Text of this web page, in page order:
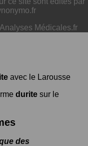
Médicales.fr
avec le Larousse
durite sur le
des